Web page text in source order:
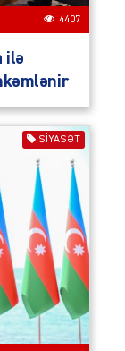
4407
ilə
SIYASƏT